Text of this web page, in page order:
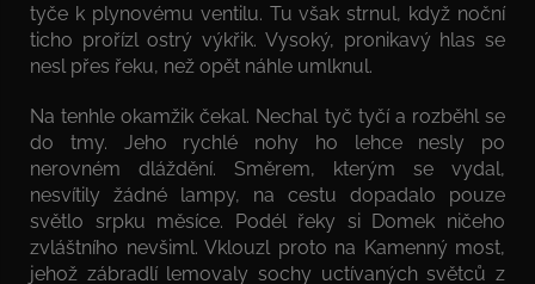
tyče k plynovému ventilu. Tu však strnul, když noční
ticho prořízl ostrý výkřik. Vysoký, pronikavý hlas se
nesl přes řeku, než opět náhle umlknul.
Na tenhle okamžik čekal. Nechal tyč tyčí a rozběhl se
do tmy. Jeho rychlé nohy ho lehce nesly po
nerovném dláždění. Směrem, kterým se vydal,
nesvítily žádné lampy, na cestu dopadalo pouze
světlo srpku měsíce. Podél řeky si Domek ničeho
zvláštního nevšiml. Vklouzl proto na Kamenný most,
jehož zábradlí lemovaly sochy uctívaných světců z